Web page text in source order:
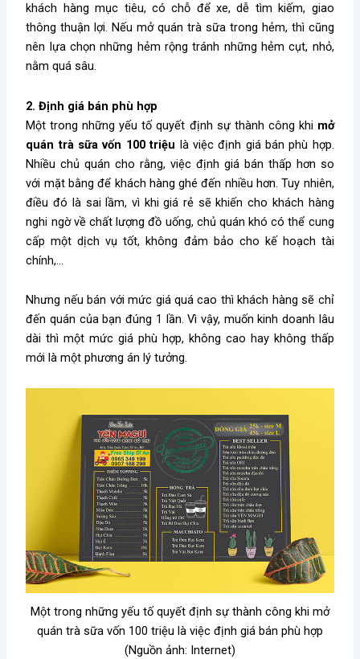
khách hàng mục tiêu, có chỗ để xe, dễ tìm kiếm, giao
thông thuận lợi. Nếu mở quán trà sữa trong hẻm, thì cũng
nên lựa chọn những hẻm rộng tránh những hẻm cụt, nhỏ,
nằm quá sâu.
2. Định giá bán phù hợp
Một trong những yếu tố quyết định sự thành công khi mở
quán trà sữa vốn 100 triệu là việc định giá bán phù hợp.
Nhiều chủ quán cho rằng, việc định giá bán thấp hơn so
với mặt bằng để khách hàng ghé đến nhiều hơn. Tuy nhiên,
điều đó là sai lầm, vì khi giá rẻ sẽ khiến cho khách hàng
nghi ngờ về chất lượng đồ uống, chủ quán khó có thể cung
cấp một dịch vụ tốt, không đảm bảo cho kế hoạch tài
chính,…
Nhưng nếu bán với mức giá quá cao thì khách hàng sẽ chỉ
đến quán của bạn đúng 1 lần. Vì vậy, muốn kinh doanh lâu
dài thì một mức giá phù hợp, không cao hay không thấp
mới là một phương án lý tưởng.
Một trong những yếu tố quyết định sự thành công khi mở
quán trà sữa vốn 100 triệu là việc định giá bán phù hợp
(Nguồn ảnh: Internet)